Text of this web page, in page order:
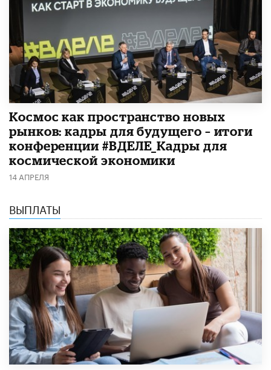
Космос как пространство новых
рынков: кадры для будущего – итоги
конференции #ВДЕЛЕ_Кадры для
космической экономики
14 АПРЕЛЯ
ВЫПЛАТЫ